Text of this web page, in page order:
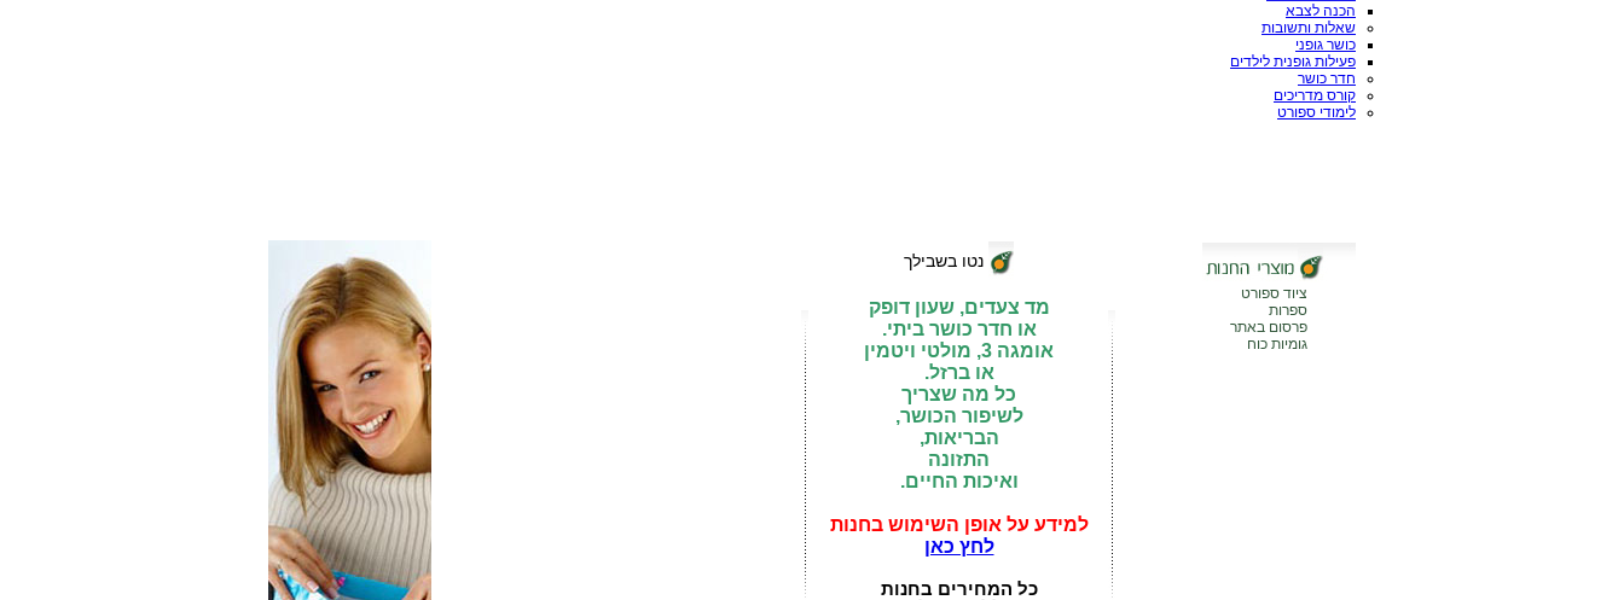
הכנה לצבא
שאלות ותשובות
כושר גופני
פעילות גופנית לילדים
חדר כושר
קורס מדריכים
לימודי ספורט
נטו בשבילך
מד צעדים, שעון דופק
או חדר כושר ביתי.
אומגה 3, מולטי ויטמין
או ברזל.
כל מה שצריך
לשיפור הכושר,
הבריאות,
התזונה
ואיכות החיים.
למידע על אופן השימוש בחנות
לחץ כאן
כל המחירים בחנות
ציוד ספורט
ספרות
פרסום באתר
גומיות כוח